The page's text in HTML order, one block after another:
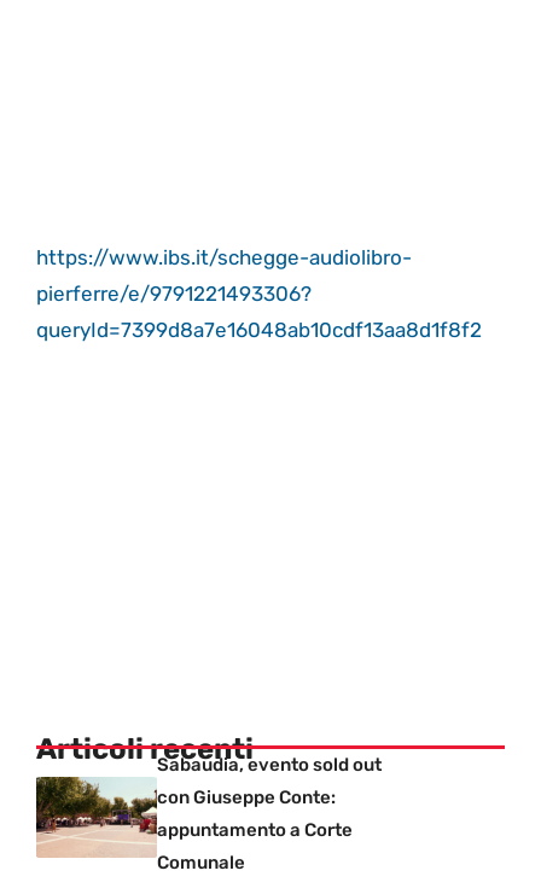
https://www.ibs.it/schegge-audiolibro-
pierferre/e/9791221493306?
queryId=7399d8a7e16048ab10cdf13aa8d1f8f2
Articoli recentiSabaudia, evento sold out
con Giuseppe Conte:
appuntamento a Corte
Comunale